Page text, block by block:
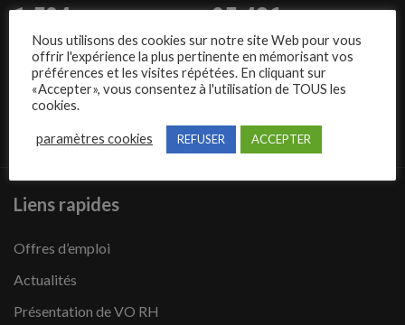
1,504
Entreprises
95,486
Candidats
Nous suivre
Liens rapides
Offres d’emploi
Actualités
Présentation de VO RH
Nous utilisons des cookies sur notre site Web pour vous
offrir l'expérience la plus pertinente en mémorisant vos
préférences et les visites répétées. En cliquant sur
«Accepter», vous consentez à l'utilisation de TOUS les
cookies.
paramètres cookies REFUSER ACCEPTER